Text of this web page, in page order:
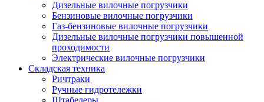
Дизельные вилочные погрузчики
Бензиновые вилочные погрузчики
Газ-бензиновые вилочные погрузчики
Дизельные вилочные погрузчики повышенной
проходимости
Электрические вилочные погрузчики
Складская техника
Ричтраки
Ручные гидротележки
Штабелеры